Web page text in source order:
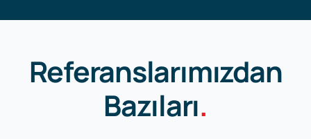
Referanslarımızdan
Bazıları.